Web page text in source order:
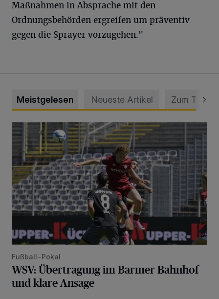
Maßnahmen in Absprache mit den
Ordnungsbehörden ergreifen um präventiv
gegen die Sprayer vorzugehen."
Meistgelesen Neueste Artikel Zum Thema
WSV: Übertragung im Barmer Bahnhof und klare Ansage
Fußball-Pokal
WSV: Übertragung im Barmer Bahnhof
und klare Ansage